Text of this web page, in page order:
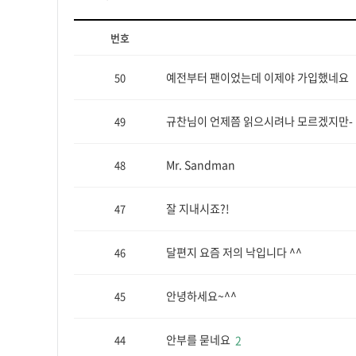
번호
50 예전부터 팬이었는데 이제야 가입했네요
49 규찬님이 언제쯤 읽으시려나 모르겠지만-
48 Mr. Sandman
47 잘 지내시죠?!
46 달편지 요즘 저의 낙입니다 ^^
45 안녕하세요~^^
44 안부를 묻네요 2